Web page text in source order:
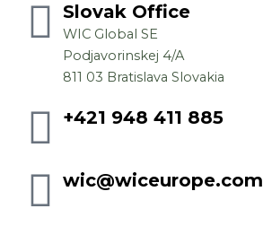
údajov
Slovak Office
WIC Global SE
Podjavorinskej 4/A
811 03 Bratislava Slovakia
+421 948 411 885
wic@wiceurope.com